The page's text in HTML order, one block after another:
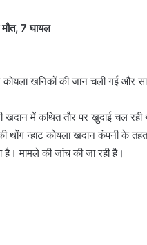
7 घायल
कोयला खनिकों की जान चली गई और
में कथित तौर पर खुदाई चल रही
न्हाट कोयला खदान कंपनी के तहत
है। मामले की जांच की जा रही है।